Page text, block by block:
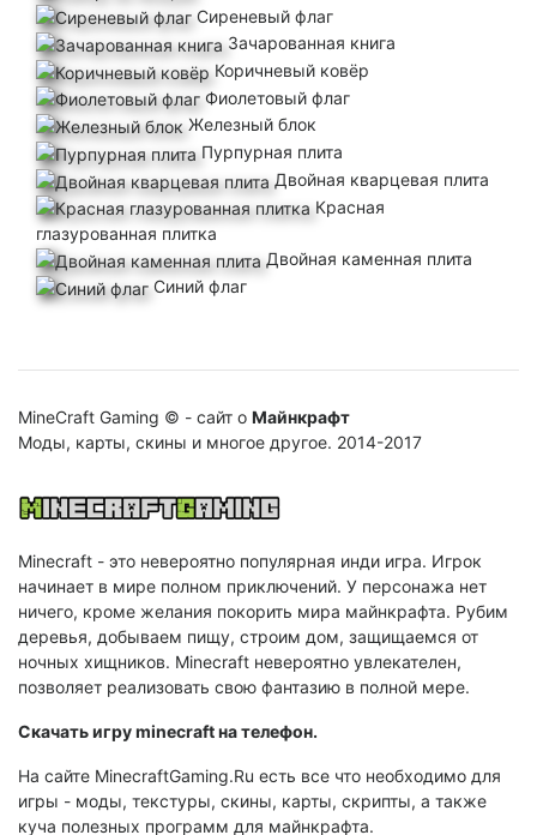
Сиреневый флаг
Зачарованная книга
Коричневый ковёр
Фиолетовый флаг
Железный блок
Пурпурная плита
Двойная кварцевая плита
Красная
глазурованная плитка
Двойная каменная плита
Синий флаг
MineCraft Gaming © - сайт о Майнкрафт
Моды, карты, скины и многое другое. 2014-2017
Minecraft - это невероятно популярная инди игра. Игрок
начинает в мире полном приключений. У персонажа нет
ничего, кроме желания покорить мира майнкрафта. Рубим
деревья, добываем пищу, строим дом, защищаемся от
ночных хищников. Minecraft невероятно увлекателен,
позволяет реализовать свою фантазию в полной мере.
Cкачать игру minecraft на телефон.
На сайте MinecraftGaming.Ru есть все что необходимо для
игры - моды, текстуры, скины, карты, скрипты, а также
куча полезных программ для майнкрафта.